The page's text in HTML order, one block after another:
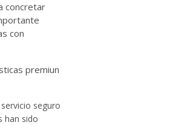
concretar
con
premiun
seguro
han sido